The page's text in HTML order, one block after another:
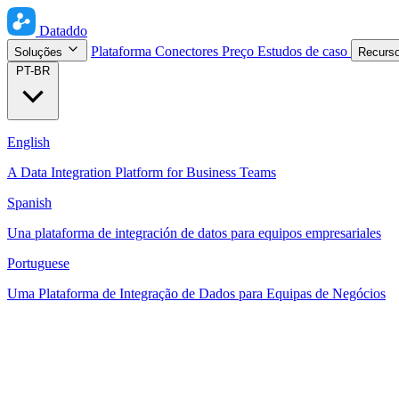
Dataddo
Soluções Plataforma Conectores Preço Estudos de caso
PT-BR
English
A Data Integration Platform for Business Teams
Spanish
Una plataforma de integración de datos para equipos empresariales
Portuguese
Uma Plataforma de Integração de Dados para Equipas de Negócios